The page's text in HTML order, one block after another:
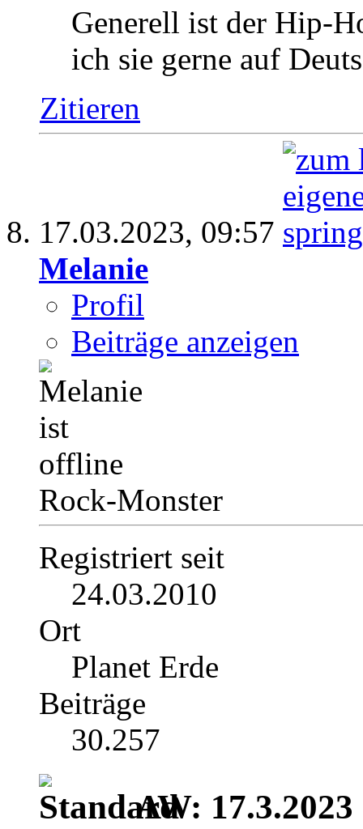
Generell ist der Hip-
ich sie gerne auf
Zitieren
17.03.2023, 09:57
Melanie
Profil
Beiträge anzeigen
Rock-Monster
Registriert seit
24.03.2010
Ort
Planet Erde
Beiträge
30.257
AW: